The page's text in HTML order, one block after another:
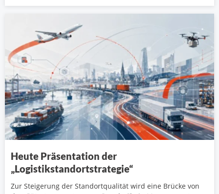
Heute Präsentation der
„Logistikstandortstrategie“
Zur Steigerung der Standortqualität wird eine Brücke von